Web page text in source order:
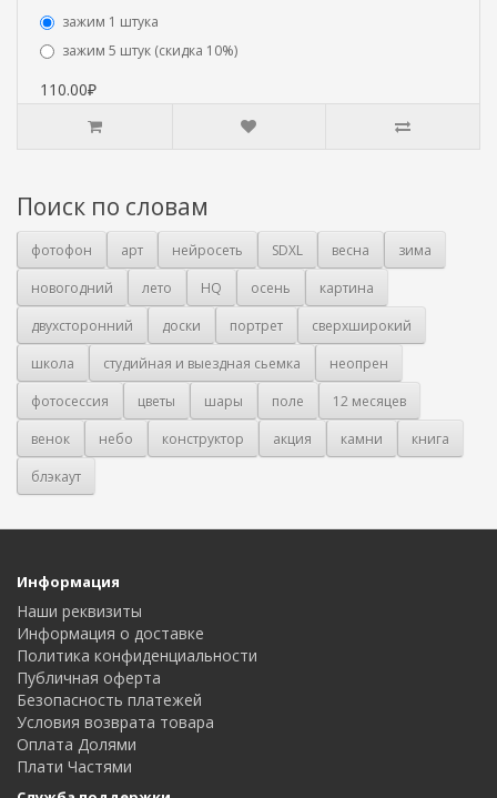
зажим 1 штука
зажим 5 штук (скидка 10%)
110.00₽
Поиск по словам
фотофон арт нейросеть SDXL весна
зима
новогодний
лето HQ осень
картина
двухсторонний
доски портрет
сверхширокий
школа
студийная и выездная сьемка
неопрен
фотосессия
цветы шары поле
12 месяцев
венок
небо конструктор акция камни
книга
блэкаут
Информация
Наши реквизиты
Информация о доставке
Политика конфиденциальности
Публичная оферта
Безопасность платежей
Условия возврата товара
Оплата Долями
Плати Частями